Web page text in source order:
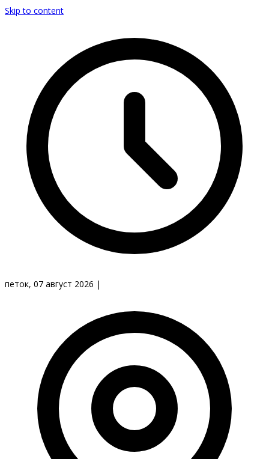
Skip to content
петок, 07 август 2026 |